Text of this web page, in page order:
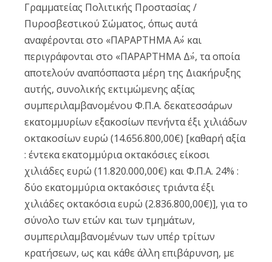
Γραμματείας Πολιτικής Προστασίας /
Πυροσβεστικού Σώματος, όπως αυτά
αναφέρονται στο «ΠΑΡΑΡΤΗΜΑ Α΄» και
περιγράφονται στο «ΠΑΡΑΡΤΗΜΑ Δ΄», τα οποία
αποτελούν αναπόσπαστα μέρη της Διακήρυξης
αυτής, συνολικής εκτιμώμενης αξίας
συμπεριλαμβανομένου Φ.Π.Α. δεκατεσσάρων
εκατομμυρίων εξακοσίων πενήντα έξι χιλιάδων
οκτακοσίων ευρώ (14.656.800,00€) [καθαρή αξία
: έντεκα εκατομμύρια οκτακόσιες είκοσι
χιλιάδες ευρώ (11.820.000,00€) και Φ.Π.Α. 24% :
δύο εκατομμύρια οκτακόσιες τριάντα έξι
χιλιάδες οκτακόσια ευρώ (2.836.800,00€)], για το
σύνολο των ετών και των τμημάτων,
συμπεριλαμβανομένων των υπέρ τρίτων
κρατήσεων, ως και κάθε άλλη επιβάρυνση, με